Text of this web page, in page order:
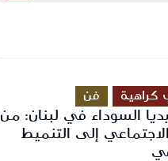
كراهية فن
السوداء في لبنان: من
الاجتماعي إلى التنميط